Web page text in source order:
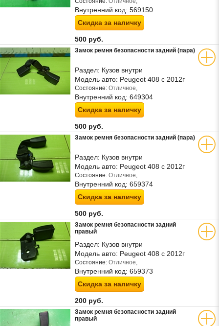
Внутренний код: 569150
Скидка за наличку
500 руб.
Замок ремня безопасности задний (пара)
Раздел: Кузов внутри
Модель авто: Peugeot 408 с 2012г
Состояние: Отличное,
Внутренний код: 649304
Скидка за наличку
500 руб.
Замок ремня безопасности задний (пара)
Раздел: Кузов внутри
Модель авто: Peugeot 408 с 2012г
Состояние: Отличное,
Внутренний код: 659374
Скидка за наличку
500 руб.
Замок ремня безопасности задний
правый
Раздел: Кузов внутри
Модель авто: Peugeot 408 с 2012г
Состояние: Отличное,
Внутренний код: 659373
Скидка за наличку
200 руб.
Замок ремня безопасности задний
правый